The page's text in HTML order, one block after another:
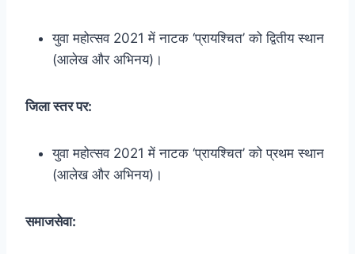
युवा महोत्सव 2021 में नाटक ‘प्रायश्चित’ को द्वितीय स्थान
(आलेख और अभिनय)।
जिला स्तर पर:
युवा महोत्सव 2021 में नाटक ‘प्रायश्चित’ को प्रथम स्थान
(आलेख और अभिनय)।
समाजसेवा: